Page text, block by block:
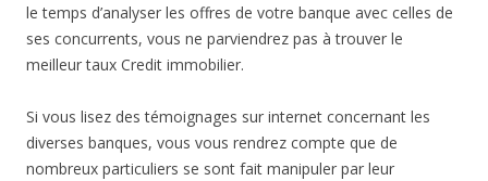
le temps d’analyser les offres de votre banque avec celles de
ses concurrents, vous ne parviendrez pas à trouver le
meilleur taux Credit immobilier.
Si vous lisez des témoignages sur internet concernant les
diverses banques, vous vous rendrez compte que de
nombreux particuliers se sont fait manipuler par leur